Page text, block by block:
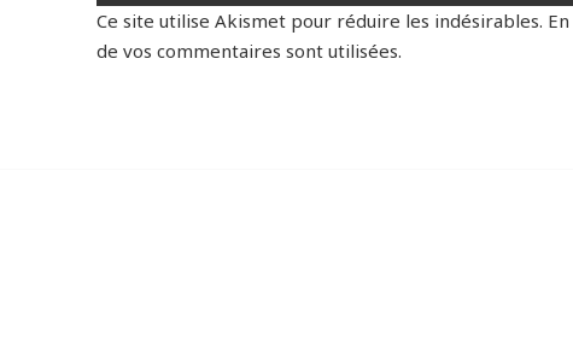
Ce site utilise Akismet pour réduire les indésirables.
de vos commentaires sont utilisées.